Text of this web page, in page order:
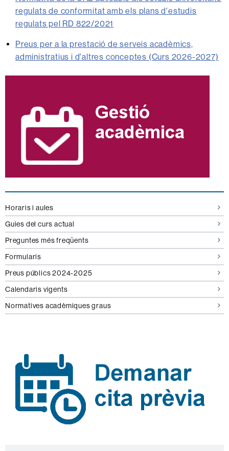
regulats de conformitat amb els plans d'estudis
regulats pel RD 822/2021
Preus per a la prestació de serveis acadèmics,
administratius i d'altres conceptes (Curs 2026-2027)
Informació
Horaris i aules
Guies del curs actual
Preguntes més freqüents
Formularis
Preus públics 2024-2025
Calendaris vigents
Normatives acadèmiques graus